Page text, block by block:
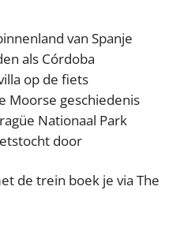
van Spanje
als Córdoba
op de fiets
Moorse geschiedenis
Nationaal Park
door
de trein boek je via The